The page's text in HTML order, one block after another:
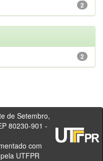
2
2
80230-901 -
- Brasil
com
UTFPR